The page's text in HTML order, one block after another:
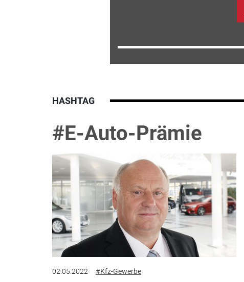
HASHTAG
#E-Auto-Prämie
02.05.2022 #Kfz-Gewerbe